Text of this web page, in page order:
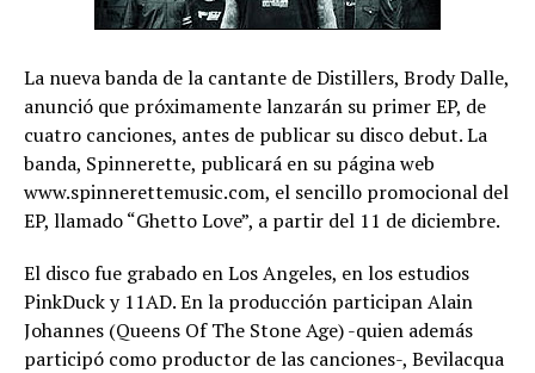
La nueva banda de la cantante de Distillers, Brody Dalle,
anunció que próximamente lanzarán su primer EP, de
cuatro canciones, antes de publicar su disco debut. La
banda, Spinnerette, publicará en su página web
www.spinnerettemusic.com, el sencillo promocional del
EP, llamado “Ghetto Love”, a partir del 11 de diciembre.
El disco fue grabado en Los Angeles, en los estudios
PinkDuck y 11AD. En la producción participan Alain
Johannes (Queens Of The Stone Age) -quien además
participó como productor de las canciones-, Bevilacqua